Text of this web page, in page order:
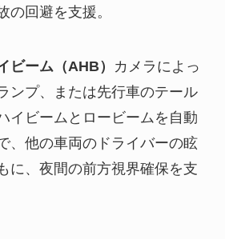
の回避を支援。
ビーム（AHB）
カメラによっ
ンプ、または先行車のテール
イビームとロービームを自動
、他の車両のドライバーの眩
に、夜間の前方視界確保を支